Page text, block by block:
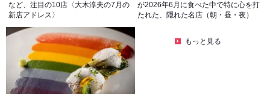
など、注目の10店〈大木淳夫の7月の
新店アドレス〉
が2026年6月に食べた中で特に心を打
たれた、隠れた名店（朝・昼・夜）
もっと見る